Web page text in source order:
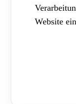
Website